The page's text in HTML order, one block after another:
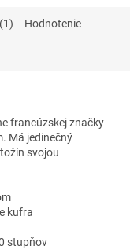
Hodnotenie
francúzskej značky
Má jedinečný
svojou
kufra
stupňov